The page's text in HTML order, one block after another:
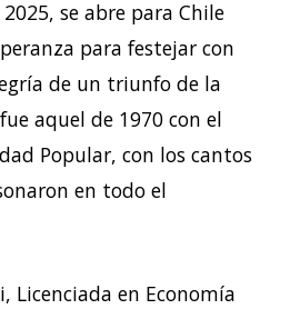
se abre para Chile
para festejar con
de un triunfo de la
aquel de 1970 con el
Popular, con los cantos
en todo el
Licenciada en Economía